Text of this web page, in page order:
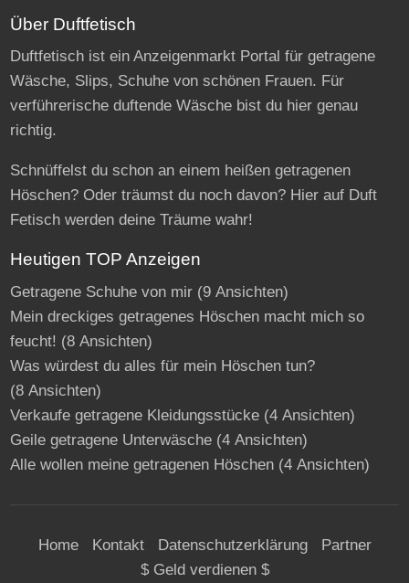
Über Duftfetisch
Duftfetisch ist ein Anzeigenmarkt Portal für getragene
Wäsche, Slips, Schuhe von schönen Frauen. Für
verführerische duftende Wäsche bist du hier genau
richtig.
Schnüffelst du schon an einem heißen getragenen
Höschen? Oder träumst du noch davon? Hier auf Duft
Fetisch werden deine Träume wahr!
Heutigen TOP Anzeigen
Getragene Schuhe von mir(9 Ansichten)
Mein dreckiges getragenes Höschen macht mich so
feucht! (8 Ansichten)
Was würdest du alles für mein Höschen tun?
(8 Ansichten)
Verkaufe getragene Kleidungsstücke(4 Ansichten)
Geile getragene Unterwäsche(4 Ansichten)
Alle wollen meine getragenen Höschen(4 Ansichten)
Home Kontakt Datenschutzerklärung
Partner
$ Geld verdienen $